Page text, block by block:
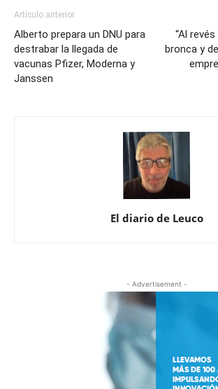
Artículo anterior
Alberto prepara un DNU para
destrabar la llegada de
vacunas Pfizer, Moderna y
Janssen
“Al
bronca y
El diario de Leuco
- Advertisement -